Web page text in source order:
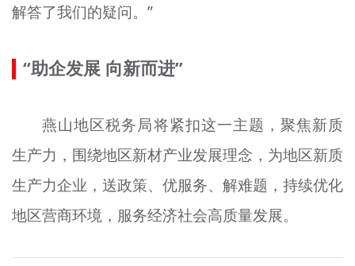
解答了我们的疑问。”
“助企发展 向新而进”
燕山地区税务局将紧扣这一主题，聚焦新质
生产力，围绕地区新材产业发展理念，为地区新质
生产力企业，送政策、优服务、解难题，持续优化
地区营商环境，服务经济社会高质量发展。